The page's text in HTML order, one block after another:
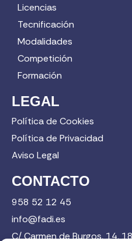
Licencias
Tecnificación
Modalidades
Competición
Formación
LEGAL
Política de Cookies
Política de Privacidad
Aviso Legal
CONTACTO
958 52 12 45
info@fadi.es
C/ Carmen de Burgos, 14,